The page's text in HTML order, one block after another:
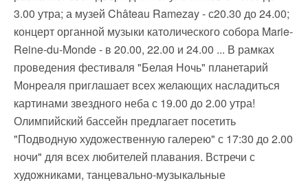
3.00 утра; а музей Château Ramezay - с20.30 до 24.00;
концерт органной музыки католического собора Marie-
Reine-du-Monde - в 20.00, 22.00 и 24.00 ... В рамках
проведения фестиваля "Белая Ночь" планетарий
Монреаля приглашает всех желающих насладиться
картинами звездного неба с 19.00 до 2.00 утра!
Олимпийский бассейн предлагает посетить
"Подводную художественную галерею" с 17:30 до 2.00
ночи" для всех любителей плавания. Встречи с
художниками, танцевально-музыкальные